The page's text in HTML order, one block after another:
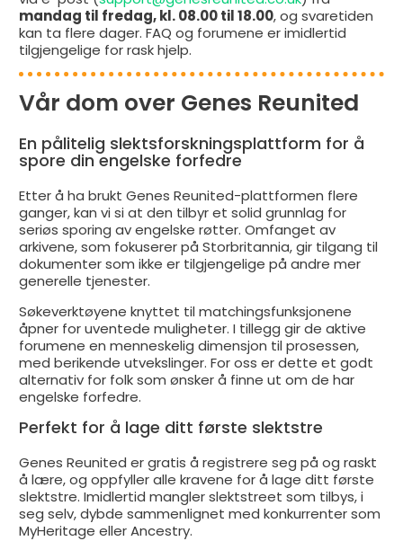
mandag til fredag, kl. 08.00 til 18.00, og svaretiden
kan ta flere dager. FAQ og forumene er imidlertid
tilgjengelige for rask hjelp.
Vår dom over Genes Reunited
En pålitelig slektsforskningsplattform for å
spore din engelske forfedre
Etter å ha brukt Genes Reunited-plattformen flere
ganger, kan vi si at den tilbyr et solid grunnlag for
seriøs sporing av engelske røtter. Omfanget av
arkivene, som fokuserer på Storbritannia, gir tilgang til
dokumenter som ikke er tilgjengelige på andre mer
generelle tjenester.
Søkeverktøyene knyttet til matchingsfunksjonene
åpner for uventede muligheter. I tillegg gir de aktive
forumene en menneskelig dimensjon til prosessen,
med berikende utvekslinger. For oss er dette et godt
alternativ for folk som ønsker å finne ut om de har
engelske forfedre.
Perfekt for å lage ditt første slektstre
Genes Reunited er gratis å registrere seg på og raskt
å lære, og oppfyller alle kravene for å lage ditt første
slektstre. Imidlertid mangler slektstreet som tilbys, i
seg selv, dybde sammenlignet med konkurrenter som
MyHeritage eller Ancestry.